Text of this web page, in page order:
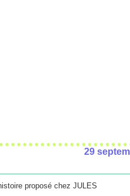
29
proposé chez JULES